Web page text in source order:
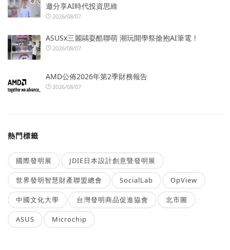
邀分享AI時代投資思維
2026/08/07
ASUSx三麗鷗耍酷聯萌 潮玩開學祭搶抱AI筆電！
2026/08/07
AMD公佈2026年第2季財務報告
2026/08/07
熱門標籤
國際發明展 JDIE日本設計創意暨發明展
世界發明智慧財產聯盟總會 SocialLab OpView
中國文化大學 台灣發明商品促進協會 北市圖
ASUS Microchip